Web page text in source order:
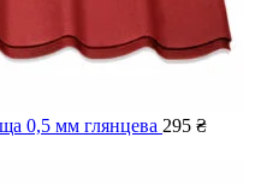
0,5 мм глянцева 295 ₴